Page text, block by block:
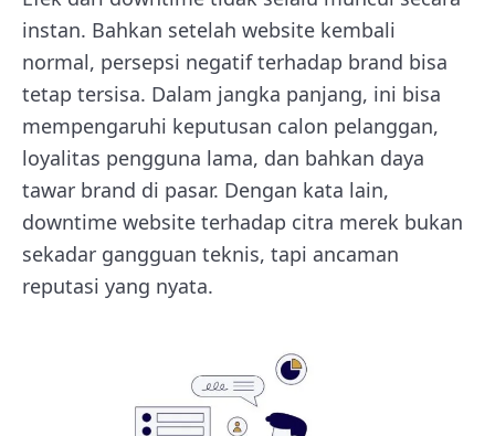
instan. Bahkan setelah website kembali
normal, persepsi negatif terhadap brand bisa
tetap tersisa. Dalam jangka panjang, ini bisa
mempengaruhi keputusan calon pelanggan,
loyalitas pengguna lama, dan bahkan daya
tawar brand di pasar. Dengan kata lain,
downtime website terhadap citra merek bukan
sekadar gangguan teknis, tapi ancaman
reputasi yang nyata.